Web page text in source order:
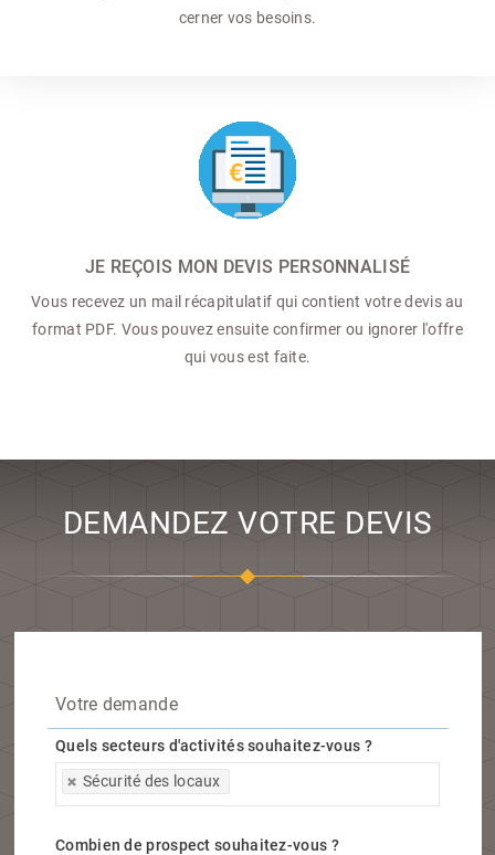
cerner vos besoins.
JE REÇOIS MON DEVIS PERSONNALISÉ
Vous recevez un mail récapitulatif qui contient votre devis au
format PDF. Vous pouvez ensuite confirmer ou ignorer l'offre
qui vous est faite.
DEMANDEZ VOTRE DEVIS
Votre demande
Quels secteurs d'activités souhaitez-vous ?
Sécurité des locaux
Quels secteurs d'activités souhaitez-vous ?
Combien de prospect souhaitez-vous ?